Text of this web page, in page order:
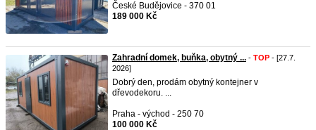
České Budějovice - 370 01
189 000 Kč
Zahradní domek, buňka, obytný ... - TOP - [27.7.
2026]
Dobrý den, prodám obytný kontejner v
dřevodekoru. ...
Praha - východ - 250 70
100 000 Kč